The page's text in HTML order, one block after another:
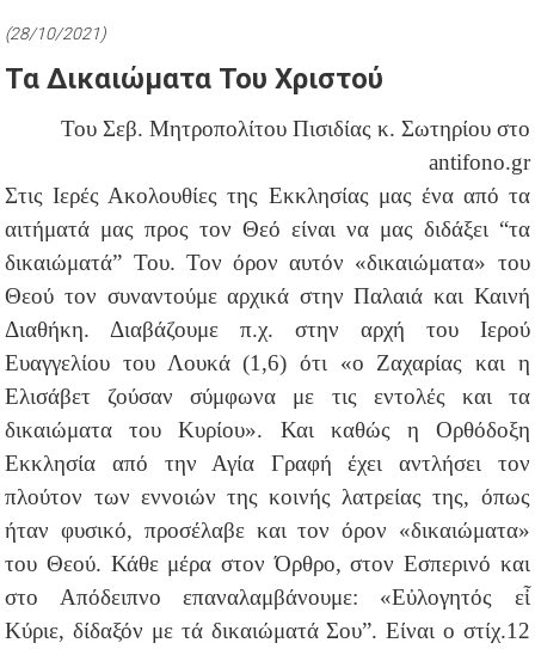
(28/10/2021)
Τα Δικαιώματα Του Χριστού
Του Σεβ. Μητροπολίτου Πισιδίας κ. Σωτηρίου στο
antifono.gr
Στις Ιερές Ακολουθίες της Εκκλησίας μας ένα από τα
αιτήματά μας προς τον Θεό είναι να μας διδάξει “τα
δικαιώματά” Του. Τον όρον αυτόν «δικαιώματα» του
Θεού τον συναντούμε αρχικά στην Παλαιά και Καινή
Διαθήκη. Διαβάζουμε π.χ. στην αρχή του Ιερού
Ευαγγελίου του Λουκά (1,6) ότι «ο Ζαχαρίας και η
Ελισάβετ ζούσαν σύμφωνα με τις εντολές και τα
δικαιώματα του Κυρίου». Και καθώς η Ορθόδοξη
Εκκλησία από την Αγία Γραφή έχει αντλήσει τον
πλούτον των εννοιών της κοινής λατρείας της, όπως
ήταν φυσικό, προσέλαβε και τον όρον «δικαιώματα»
του Θεού. Κάθε μέρα στον Όρθρο, στον Εσπερινό και
στο Απόδειπνο επαναλαμβάνουμε: «Εὐλογητός εἶ
Κύριε, δίδαξόν με τά δικαιώματά Σου”. Είναι ο στίχ.12